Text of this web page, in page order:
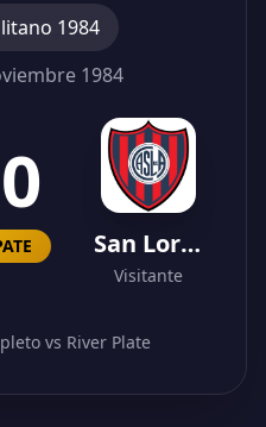
1984
1984
0
San Lorenzo
Visitante
vs River Plate